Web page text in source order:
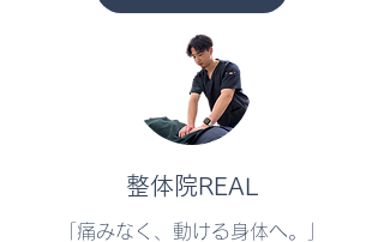
​整体院REAL
「痛みなく、動ける身体へ。」